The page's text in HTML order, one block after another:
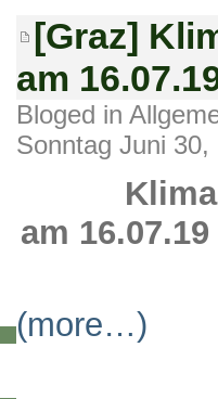
[Graz]
am
Bloged in
Sonntag Juni 30,
am
(more…)